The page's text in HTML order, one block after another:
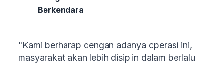
Berkendara
"Kami berharap dengan adanya operasi ini,
masyarakat akan lebih disiplin dalam berlalu